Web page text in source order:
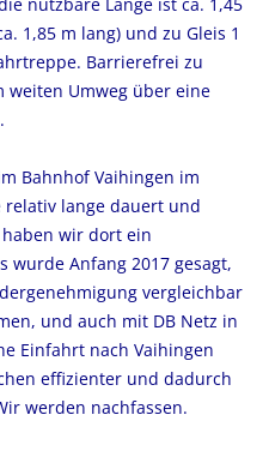
1,85 m lang) und zu Gleis 1
Barrierefrei zu
weiten Umweg über eine
Bahnhof Vaihingen im
relativ lange dauert und
wir dort ein
wurde Anfang 2017 gesagt,
vergleichbar
und auch mit DB Netz in
Einfahrt nach Vaihingen
effizienter und dadurch
werden nachfassen.